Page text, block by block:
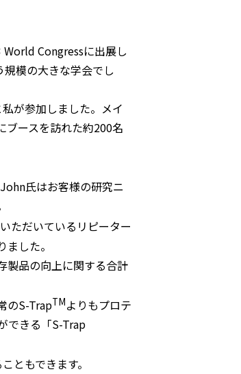
Congressに出展し
模の大きな学会でし
が参加しました。メイ
ブースを訪れた約200名
氏はお客様の研究ニ
ただいているリピーター
した。
製品の向上に関する合計
のS-TrapTMよりもプロテ
できる「S-Trap
ともできます。